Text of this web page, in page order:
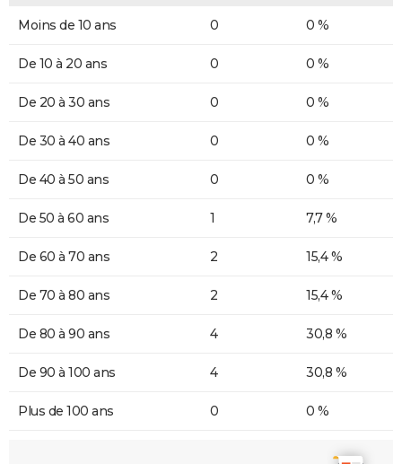
Moins de 10 ans 0 0 %
De 10 à 20 ans 0 0 %
De 20 à 30 ans 0 0 %
De 30 à 40 ans 0 0 %
De 40 à 50 ans 0 0 %
De 50 à 60 ans 1 7,7 %
De 60 à 70 ans 2 15,4 %
De 70 à 80 ans 2 15,4 %
De 80 à 90 ans 4 30,8 %
De 90 à 100 ans 4 30,8 %
Plus de 100 ans 0 0 %